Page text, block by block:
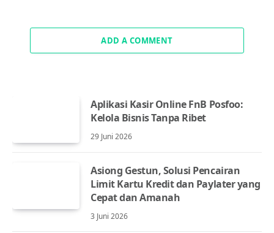
ADD A COMMENT
Aplikasi Kasir Online FnB Posfoo:
Kelola Bisnis Tanpa Ribet
29 Juni 2026
Asiong Gestun, Solusi Pencairan
Limit Kartu Kredit dan Paylater yang
Cepat dan Amanah
3 Juni 2026